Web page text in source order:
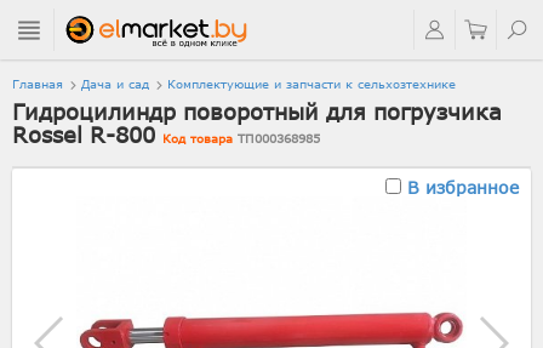
Главная Дача и сад Комплектующие и запчасти к сельхозтехнике
Гидроцилиндр поворотный для погрузчика
Rossel R-800 Код товара ТП000368985
В избранное